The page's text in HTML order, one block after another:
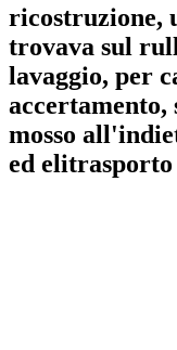
ricostruzione,
trovava sul
lavaggio, per
accertamento,
mosso
ed elitrasporto